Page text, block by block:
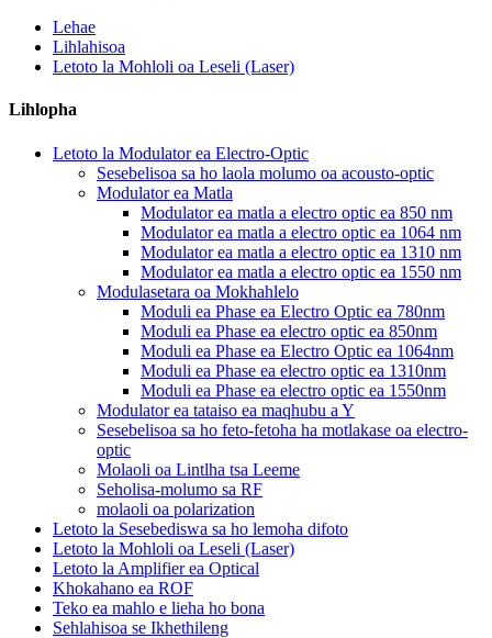
Lehae
Lihlahisoa
Letoto la Mohloli oa Leseli (Laser)
Lihlopha
Letoto la Modulator ea Electro-Optic
Sesebelisoa sa ho laola molumo oa acousto-optic
Modulator ea Matla
Modulator ea matla a electro optic ea 850 nm
Modulator ea matla a electro optic ea 1064 nm
Modulator ea matla a electro optic ea 1310 nm
Modulator ea matla a electro optic ea 1550 nm
Modulasetara oa Mokhahlelo
Moduli ea Phase ea Electro Optic ea 780nm
Moduli ea Phase ea electro optic ea 850nm
Moduli ea Phase ea Electro Optic ea 1064nm
Moduli ea Phase ea electro optic ea 1310nm
Moduli ea Phase ea electro optic ea 1550nm
Modulator ea tataiso ea maqhubu a Y
Sesebelisoa sa ho feto-fetoha ha motlakase oa electro-
optic
Molaoli oa Lintlha tsa Leeme
Seholisa-molumo sa RF
molaoli oa polarization
Letoto la Sesebediswa sa ho lemoha difoto
Letoto la Mohloli oa Leseli (Laser)
Letoto la Amplifier ea Optical
Khokahano ea ROF
Teko ea mahlo e lieha ho bona
Sehlahisoa se Ikhethileng